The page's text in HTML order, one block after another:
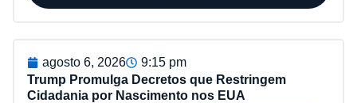
agosto 6, 2026
9:15 pm
Trump Promulga Decretos que Restringem
Cidadania por Nascimento nos EUA